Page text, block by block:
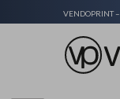
VENDOPRINT –